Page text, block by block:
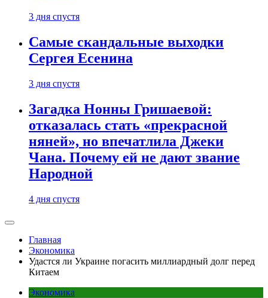
3 дня спустя
Самые скандальные выходки
Сергея Есенина
3 дня спустя
Загадка Нонны Гришаевой:
отказалась стать «прекрасной
няней», но впечатлила Джеки
Чана. Почему ей не дают звание
Народной
4 дня спустя
Главная
Экономика
Удастся ли Украине погасить миллиардный долг перед
Китаем
Экономика